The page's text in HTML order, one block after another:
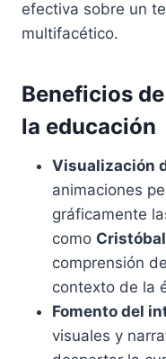
efectiva sobre un
multifacético.
Beneficios
la educación
Visualización
animaciones
gráficamente
como
comprensión
contexto de la
Fomento del
visuales y